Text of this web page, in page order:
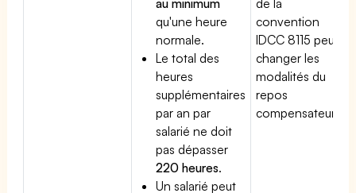
qu'une heure
normale.
Le total des
heures
supplémentaires
par an par
salarié ne doit
pas dépasser
220 heures.
Un salarié peut
convention
IDCC 8115 peut
changer les
modalités du
repos
compensateur.